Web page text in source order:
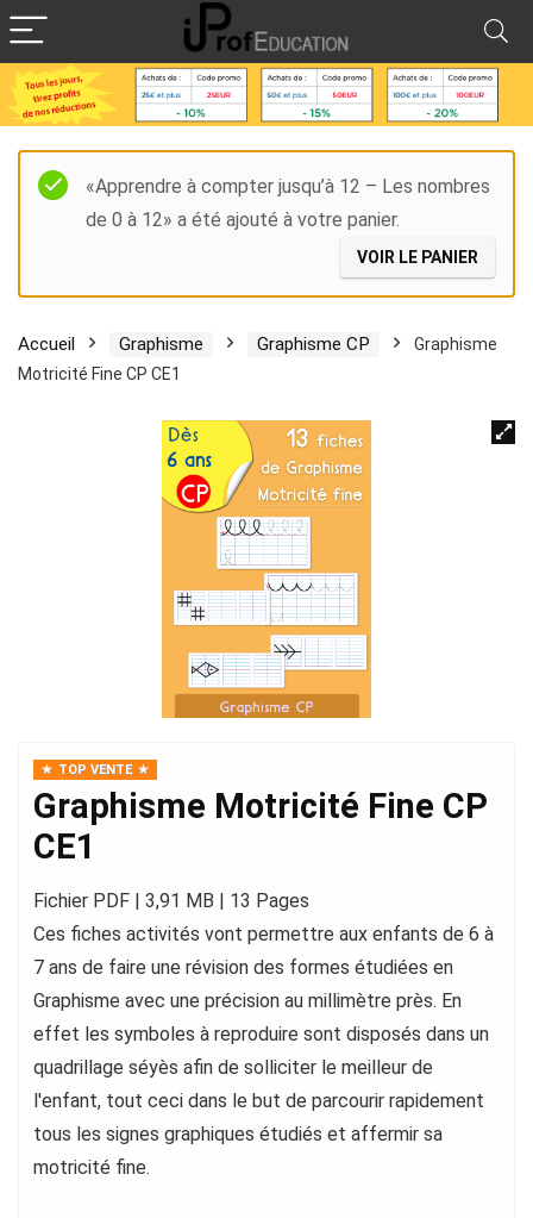
«Apprendre à compter jusqu’à 12 – Les nombres
de 0 à 12» a été ajouté à votre panier.
VOIR LE PANIER
Accueil Graphisme Graphisme CP
Graphisme
Motricité Fine CP CE1
TOP VENTE
Graphisme Motricité Fine CP
CE1
Fichier PDF | 3,91 MB | 13 Pages
Ces fiches activités vont permettre aux enfants de 6 à
7 ans de faire une révision des formes étudiées en
Graphisme avec une précision au millimètre près. En
effet les symboles à reproduire sont disposés dans un
quadrillage séyès afin de solliciter le meilleur de
l'enfant, tout ceci dans le but de parcourir rapidement
tous les signes graphiques étudiés et affermir sa
motricité fine.